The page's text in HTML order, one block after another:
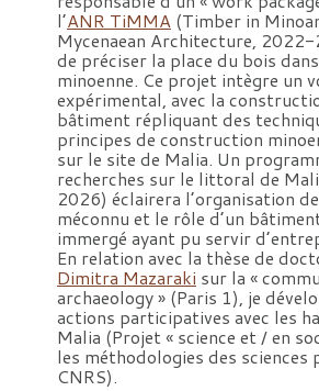
l’ANR TiMMA (Timber in
Mycenaean Architecture,
de préciser la place du bois
minoenne. Ce projet intègre un
expérimental, avec la
bâtiment répliquant des
principes de construction
sur le site de Malia. Un
recherches sur le littoral de
2026) éclairera l’organisation
méconnu et le rôle d’un
immergé ayant pu servir
En relation avec la thèse de
Dimitra Mazaraki sur la «
archaeology » (Paris 1), je
actions participatives avec les
Malia (Projet « science et / en
les méthodologies des sciences
CNRS).